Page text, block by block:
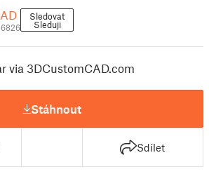
Sledovat
Sleduji
via 3DCustomCAD.com
Stáhnout
Sdílet